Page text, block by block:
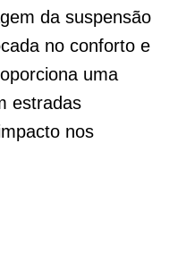
da suspensão
no conforto e
uma
estradas
nos